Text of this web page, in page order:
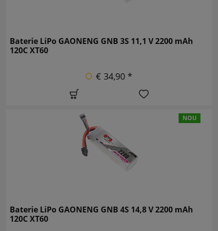
Baterie LiPo GAONENG GNB 3S 11,1 V 2200 mAh
120C XT60
€ 34,90 *
NOU
Baterie LiPo GAONENG GNB 4S 14,8 V 2200 mAh
120C XT60